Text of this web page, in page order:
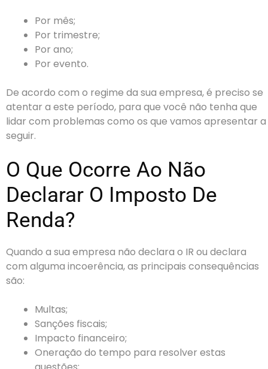
Por mês;
Por trimestre;
Por ano;
Por evento.
De acordo com o regime da sua empresa, é preciso se
atentar a este período, para que você não tenha que
lidar com problemas como os que vamos apresentar a
seguir.
O Que Ocorre Ao Não
Declarar O Imposto De
Renda?
Quando a sua empresa não declara o IR ou declara
com alguma incoerência, as principais consequências
são:
Multas;
Sanções fiscais;
Impacto financeiro;
Oneração do tempo para resolver estas